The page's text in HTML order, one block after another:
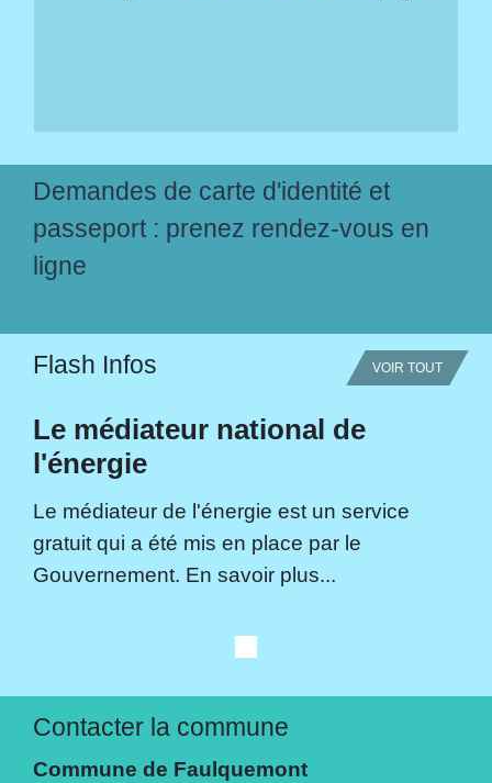
Demandes de carte d'identité et
passeport : prenez rendez-vous en
ligne
Flash Infos VOIR TOUT
Le médiateur national de
l'énergie
Le médiateur de l'énergie est un service
gratuit qui a été mis en place par le
Gouvernement. En savoir plus...
Contacter la commune
Commune de Faulquemont